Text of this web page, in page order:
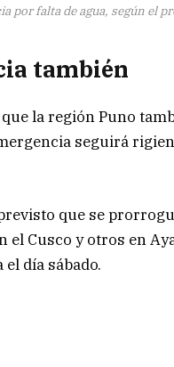
por falta de agua, según el
también
la región Puno
seguirá
que se
el Cusco y otros en
día sábado.